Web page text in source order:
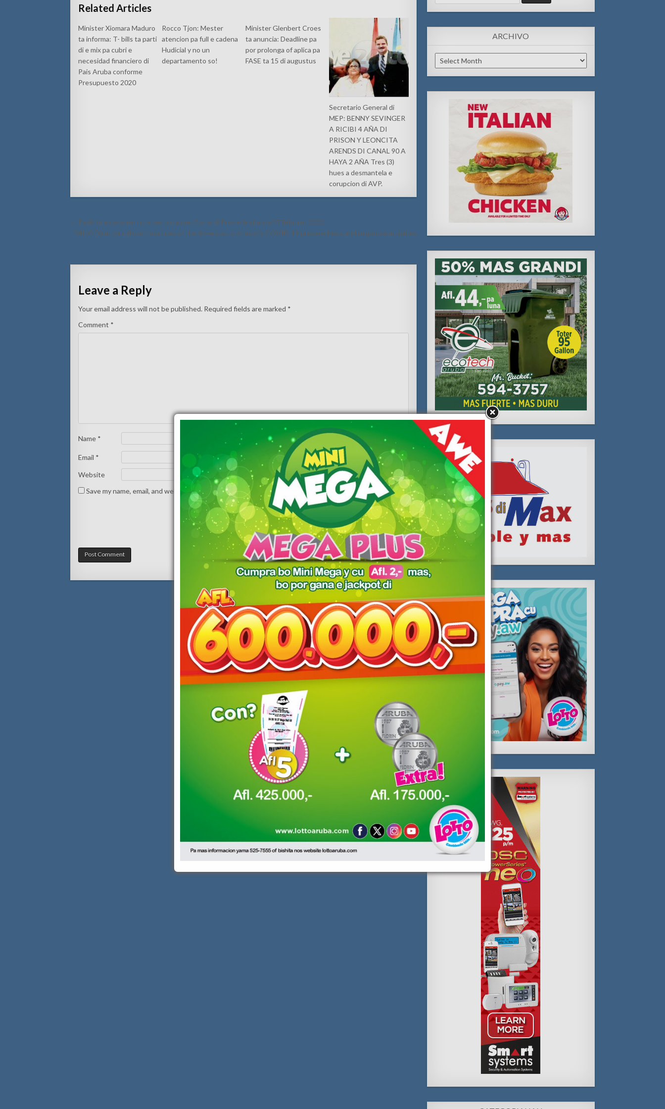
Related Articles
Minister Xiomara Maduro
ta informa: T- bills ta parti
di e mix pa cubri e
necesidad financiero di
Pais Aruba conforme
Presupuesto 2020
Rocco Tjon: Mester
atencion pa full e cadena
Hudicial y no un
departamento so!
Minister Glenbert Croes
ta anuncia: Deadline pa
por prolonga of aplica pa
FASE ta 15 di augustus
Secretario General di
MEP: BENNY SEVINGER
A RICIBI 4 AÑA DI
PRISON Y LEONCITA
ARENDS DI CANAL 90 A
HAYA 2 AÑA Tres (3)
hues a desmantela e
corupcion di AVP.
Post
navigation
← Esaki ta e casonan cu lo ser trata den Corte di Prome Instancia 27 februari 2020
PAHO Director calls on countries of the Americas to intensify COVID-19 preparedness and response activities
→
Leave a Reply
Your email address will not be published. Required fields are marked *
Comment *
Name *
Email *
Website
Save my name, email, and website in this browser for the next time I comment.
for:
ARCHIVO
Archivo